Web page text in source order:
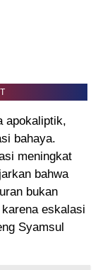
apokaliptik,
bahaya.
meningkat
bahwa
bukan
eskalasi
Syamsul